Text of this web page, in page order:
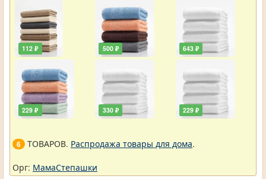
112 ₽
229 ₽
500 ₽
330 ₽
643 ₽
229 ₽
6 ТОВАРОВ. Распродажа товары для дома.
Орг: МамаСтепашки